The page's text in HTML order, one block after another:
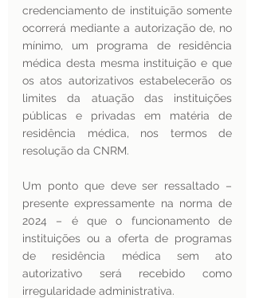
credenciamento de instituição somente
ocorrerá mediante a autorização de, no
mínimo, um programa de residência
médica desta mesma instituição e que
os atos autorizativos estabelecerão os
limites da atuação das instituições
públicas e privadas em matéria de
residência médica, nos termos de
resolução da CNRM.
Um ponto que deve ser ressaltado –
presente expressamente na norma de
2024 – é que o funcionamento de
instituições ou a oferta de programas
de residência médica sem ato
autorizativo será recebido como
irregularidade administrativa.